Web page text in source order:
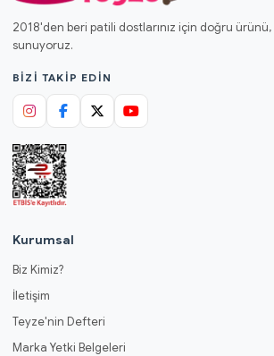
2018'den beri patili dostlarınız için doğru
sunuyoruz.
BIZI TAKIP EDIN
Kurumsal
Biz Kimiz?
İletişim
Teyze'nin Defteri
Marka Yetki Belgeleri